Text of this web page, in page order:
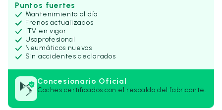
Puntos fuertes
Mantenimiento al día
Frenos actualizados
ITV en vigor
Usoprofesional
Neumáticos nuevos
Sin accidentes declarados
Concesionario Oficial
Coches certificados con el respaldo del fabricante.